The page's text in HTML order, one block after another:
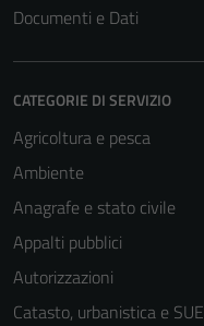
Documenti e Dati
CATEGORIE DI SERVIZIO
Agricoltura e pesca
Ambiente
Anagrafe e stato civile
Appalti pubblici
Autorizzazioni
Catasto, urbanistica e SUE